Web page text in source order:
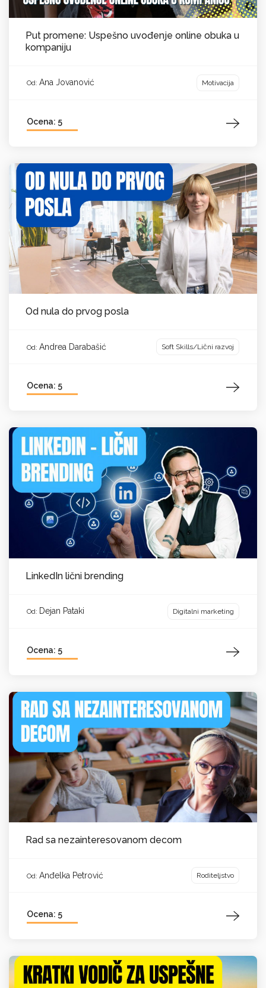
Put promene: Uspešno uvođenje online obuka u
kompaniju
Od: Ana Jovanović Motivacija
Ocena: 5
Od nula do prvog posla
Od: Andrea Darabašić Soft Skills/Lični razvoj
Ocena: 5
LinkedIn lični brending
Od: Dejan Pataki Digitalni marketing
Ocena: 5
Rad sa nezainteresovanom decom
Od: Anđelka Petrović Roditeljstvo
Ocena: 5